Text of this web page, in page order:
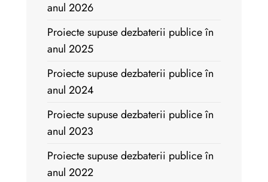
anul 2026
Proiecte supuse dezbaterii publice în
anul 2025
Proiecte supuse dezbaterii publice în
anul 2024
Proiecte supuse dezbaterii publice în
anul 2023
Proiecte supuse dezbaterii publice în
anul 2022